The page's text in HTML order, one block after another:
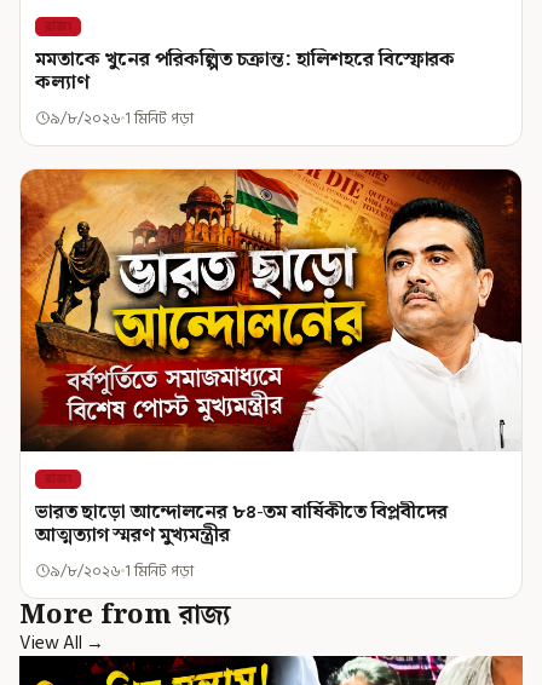
রাজ্য
মমতাকে খুনের পরিকল্পিত চক্রান্ত: হালিশহরে বিস্ফোরক
কল্যাণ
৯/৮/২০২৬ 1 মিনিট পড়া
রাজ্য
ভারত ছাড়ো আন্দোলনের ৮৪-তম বার্ষিকীতে বিপ্লবীদের
আত্মত্যাগ স্মরণ মুখ্যমন্ত্রীর
৯/৮/২০২৬ 1 মিনিট পড়া
More from রাজ্য
View All →